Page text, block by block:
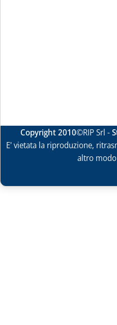
Copyright 2010©RIP Srl -
E' vietata la riproduzione,
altro